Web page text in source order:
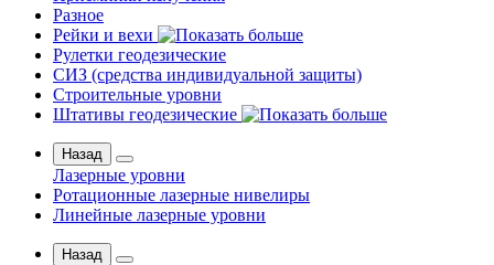
Разное
Рейки и вехи
Рулетки геодезические
СИЗ (средства индивидуальной защиты)
Строительные уровни
Штативы геодезические
Назад
Лазерные уровни
Ротационные лазерные нивелиры
Линейные лазерные уровни
Назад